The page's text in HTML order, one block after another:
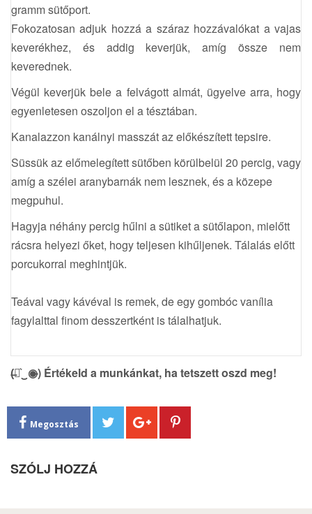
gramm sütőport.
Fokozatosan adjuk hozzá a száraz hozzávalókat a vajas
keverékhez, és addig keverjük, amíg össze nem
keverednek.
Végül keverjük bele a felvágott almát, ügyelve arra, hogy
egyenletesen oszoljon el a tésztában.
Kanalazzon kanálnyi masszát az előkészített tepsire.
Süssük az előmelegített sütőben körülbelül 20 percig, vagy
amíg a szélei aranybarnák nem lesznek, és a közepe
megpuhul.
Hagyja néhány percig hűlni a sütiket a sütőlapon, mielőtt
rácsra helyezi őket, hogy teljesen kihűljenek. Tálalás előtt
porcukorral meghintjük.
Teával vagy kávéval is remek, de egy gombóc vanília
fagylalttal finom desszertként is tálalhatjuk.
(̶◉͛‿◉̶) Értékeld a munkánkat, ha tetszett oszd meg!
Megosztás
SZÓLJ HOZZÁ